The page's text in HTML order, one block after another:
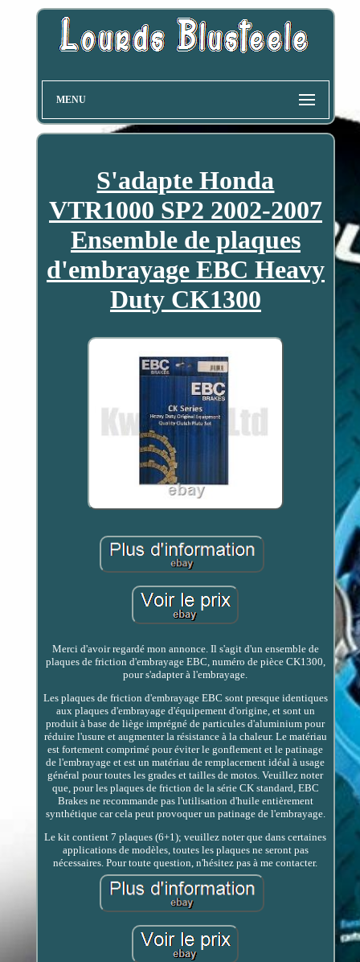
MENU
S'adapte Honda
VTR1000 SP2 2002-2007
Ensemble de plaques
d'embrayage EBC Heavy
Duty CK1300
Merci d'avoir regardé mon annonce. Il s'agit d'un ensemble de
plaques de friction d'embrayage EBC, numéro de pièce CK1300,
pour s'adapter à l'embrayage.
Les plaques de friction d'embrayage EBC sont presque identiques
aux plaques d'embrayage d'équipement d'origine, et sont un
produit à base de liège imprégné de particules d'aluminium pour
réduire l'usure et augmenter la résistance à la chaleur. Le matériau
est fortement comprimé pour éviter le gonflement et le patinage
de l'embrayage et est un matériau de remplacement idéal à usage
général pour toutes les grades et tailles de motos. Veuillez noter
que, pour les plaques de friction de la série CK standard, EBC
Brakes ne recommande pas l'utilisation d'huile entièrement
synthétique car cela peut provoquer un patinage de l'embrayage.
Le kit contient 7 plaques (6+1); veuillez noter que dans certaines
applications de modèles, toutes les plaques ne seront pas
nécessaires. Pour toute question, n'hésitez pas à me contacter.